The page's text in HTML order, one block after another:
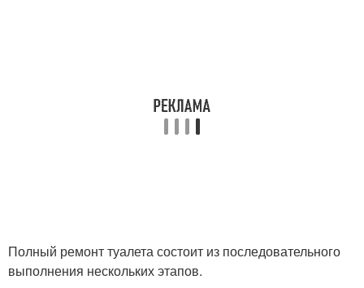
Полный ремонт туалета состоит из последовательного
выполнения нескольких этапов.